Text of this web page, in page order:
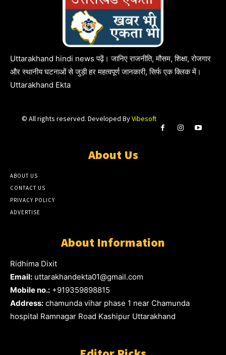
Uttarakhand hindi news पढ़ें। जानिए राजनीति, मौसम, शिक्षा, रोजगार
और स्थानीय घटनाओं से जुड़ी हर महत्वपूर्ण जानकारी, सिर्फ एक क्लिक में।
Uttarakhand Ekta
© All rights reserved. Developed ByVibesoft
About Us
ABOUT US
CONTACT US
PRIVACY POLICY
ADVERTISE
About Information
Ridhima Dixit
Email: uttarakhandekta01@gmail.com
Mobile no.: +919359898815
Address: chamunda vihar phase 1 near Chamunda
hospital Ramnagar Road Kashipur Uttarakhand